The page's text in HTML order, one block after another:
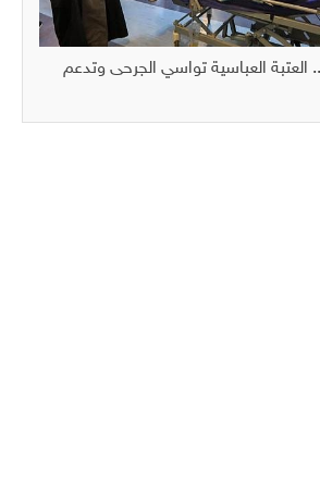
العتبة العباسية تواسي الجرحى وتدعم